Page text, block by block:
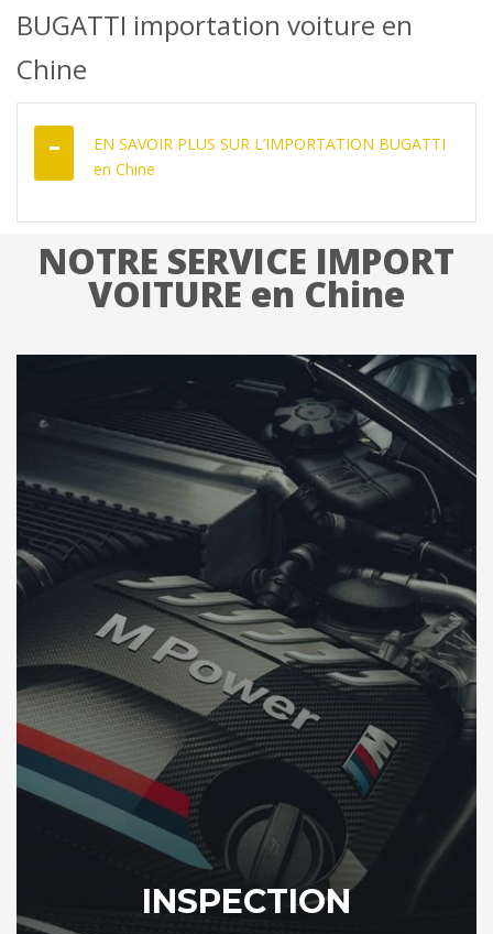
BUGATTI importation voiture en
Chine
EN SAVOIR PLUS SUR L’IMPORTATION BUGATTI
en Chine
NOTRE SERVICE IMPORT
VOITURE en Chine
INSPECTION